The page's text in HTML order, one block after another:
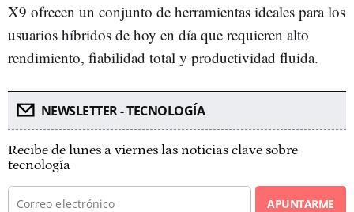
X9 ofrecen un conjunto de herramientas ideales para los
usuarios híbridos de hoy en día que requieren alto
rendimiento, fiabilidad total y productividad fluida.
NEWSLETTER - TECNOLOGÍA
Recibe de lunes a viernes las noticias clave sobre
tecnología
APUNTARME